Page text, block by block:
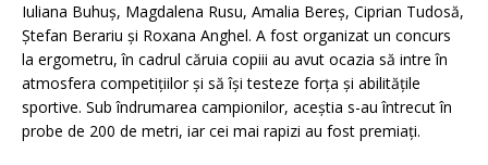
Iuliana Buhuș, Magdalena Rusu, Amalia Bereș, Ciprian Tudosă,
Ștefan Berariu și Roxana Anghel. A fost organizat un concurs
la ergometru, în cadrul căruia copiii au avut ocazia să intre în
atmosfera competițiilor și să își testeze forța și abilitățile
sportive. Sub îndrumarea campionilor, aceștia s-au întrecut în
probe de 200 de metri, iar cei mai rapizi au fost premiați.